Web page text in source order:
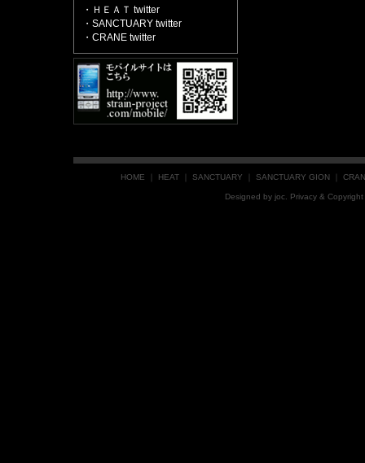
・ＨＥＡＴ twitter
・SANCTUARY twitter
・CRANE twitter
HOME HEAT SANCTUARY SANCTUARY GION
Designed by joc . Privacy &